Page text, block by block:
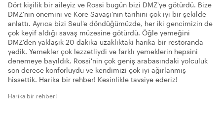
Dört kişilik bir aileyiz ve Rossi bugün bizi DMZ'ye götürdü. Bize
DMZ'nin önemini ve Kore Savaşı'nın tarihini çok iyi bir şekilde
anlattı. Ayrıca bizi Seul'e döndüğümüzde, her iki gencimizin de
çok keyif aldığı savaş müzesine götürdü. Öğle yemeğini
DMZ'den yaklaşık 20 dakika uzaklıktaki harika bir restoranda
yedik. Yemekler çok lezzetliydi ve farklı yemeklerin hepsini
denemeye bayıldık. Rossi'nin çok geniş arabasındaki yolculuk
son derece konforluydu ve kendimizi çok iyi ağırlanmış
hissettik. Harika bir rehber! Kesinlikle tavsiye ederiz!
Harika bir rehber!